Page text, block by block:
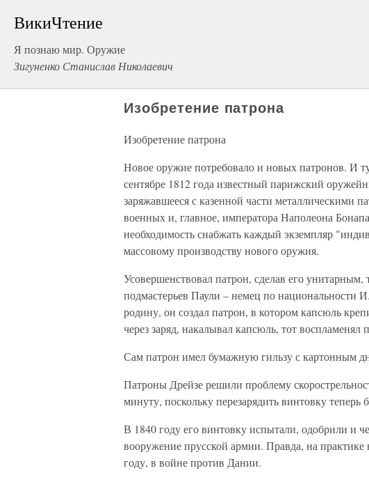
ВикиЧтение
Я познаю мир. Оружие
Зигуненко Станислав Николаевич
Изобретение патрона
Изобретение патрона
Новое оружие потребовало и новых патронов. И
сентябре 1812 года известный парижский
заряжавшееся с казенной части металлическими
военных и, главное, императора Наполеона
необходимость снабжать каждый экземпляр
массовому производству нового оружия.
Усовершенствовал патрон, сделав его
подмастерьев Паули – немец по национальности
родину, он создал патрон, в котором капсюль
через заряд, накалывал капсюль, тот
Сам патрон имел бумажную гильзу с картонным
Патроны Дрейзе решили проблему
минуту, поскольку перезарядить винтовку теперь
В 1840 году его винтовку испытали, одобрили и
вооружение прусской армии. Правда, на
году, в войне против Дании.